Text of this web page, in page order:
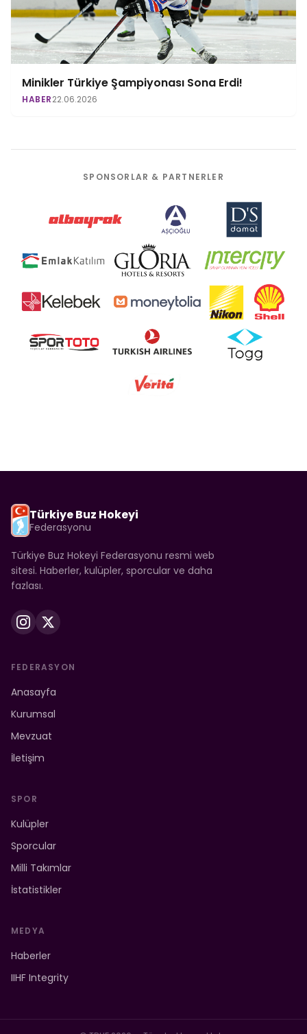
Minikler Türkiye Şampiyonası Sona Erdi!
HABER22.06.2026
SPONSORLAR & PARTNERLER
Türkiye Buz Hokeyi
Federasyonu
Türkiye Buz Hokeyi Federasyonu resmi web
sitesi. Haberler, kulüpler, sporcular ve daha
fazlası.
FEDERASYON
Anasayfa
Kurumsal
Mevzuat
İletişim
SPOR
Kulüpler
Sporcular
Milli Takımlar
İstatistikler
MEDYA
Haberler
IIHF Integrity